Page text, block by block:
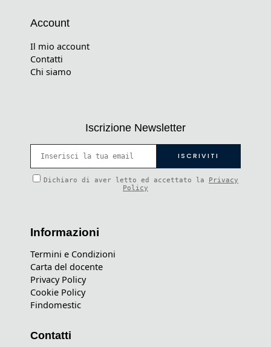
Account
Il mio account
Contatti
Chi siamo
Iscrizione Newsletter
Dichiaro di aver letto ed accettato la
Privacy
Policy
Informazioni
Termini e Condizioni
Carta del docente
Privacy Policy
Cookie Policy
Findomestic
Contatti